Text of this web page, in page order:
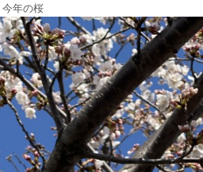
今年の桜